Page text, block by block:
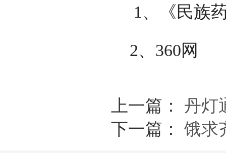
1、《民族药
2、360网
上一篇： 丹灯
下一篇： 饿求